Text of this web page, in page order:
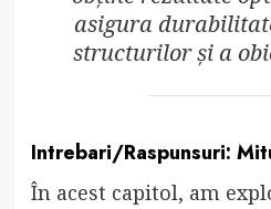
asigura
structurilor și a
Intrebari/Raspunsuri:
În acest capitol, am